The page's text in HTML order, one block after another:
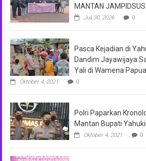
MANTAN JAMPIDSUS
Juli 30, 2026 0
Pasca Kejadian di
Dandim Jayawijaya
Yali di Wamena Papua
Oktober 4, 2021 0
Polri Paparkan
Mantan Bupati
Oktober 4, 2021 0